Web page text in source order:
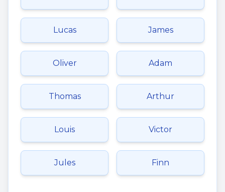
Lucas James
Oliver Adam
Thomas Arthur
Louis Victor
Jules Finn